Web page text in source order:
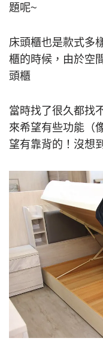
題呢~
床頭櫃也是款式多
櫃的時候，由於空
頭櫃
當時找了很久都找
來希望有些功能（
望有靠背的！沒想